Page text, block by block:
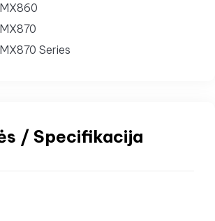
Series
/ Specifikacija